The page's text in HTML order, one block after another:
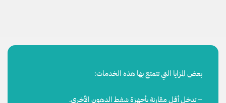
بعض المزايا التي تتمتع بها هذه الخدمات:
– تدخل أقل مقارنة بأجهزة شفط الدهون الأخرى.